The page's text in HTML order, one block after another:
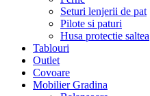
Seturi lenjerii de pat
Pilote si paturi
Husa protectie saltea
Tablouri
Outlet
Covoare
Mobilier Gradina